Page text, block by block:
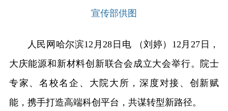
宣传部供图
人民网哈尔滨12月28日电 （刘婷）12月27日，
大庆能源和新材料创新联合会成立大会举行。院士
专家、名校名企、大院大所，深度对接、创新赋
能，携手打造高端科创平台，共谋转型新路径。